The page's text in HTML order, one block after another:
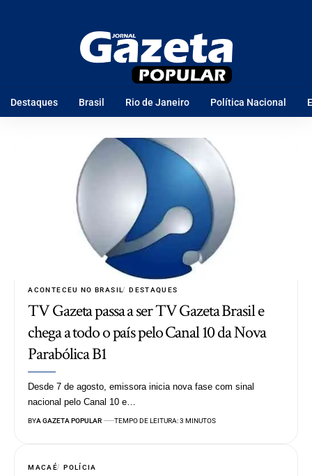
Destaques Brasil Rio de Janeiro Política Nacional
ACONTECEU NO BRASIL DESTAQUES
TV Gazeta passa a ser TV Gazeta Brasil e
chega a todo o país pelo Canal 10 da Nova
Parabólica B1
Desde 7 de agosto, emissora inicia nova fase com sinal
nacional pelo Canal 10 e…
BYA GAZETA POPULAR TEMPO DE LEITURA: 3 MINUTOS
MACAÉ POLÍCIA